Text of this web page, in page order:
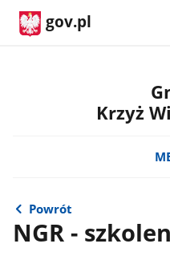
gov.pl
Krzyż
Powrót
NGR -